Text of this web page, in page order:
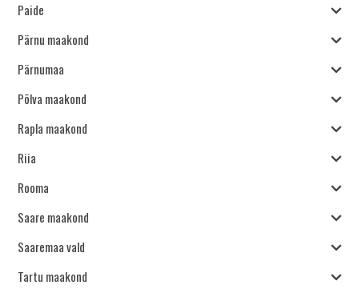
Paide
Pärnu maakond
Pärnumaa
Põlva maakond
Rapla maakond
Riia
Rooma
Saare maakond
Saaremaa vald
Tartu maakond